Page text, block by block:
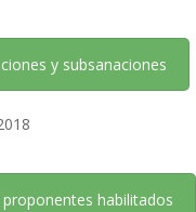
y subsanaciones
habilitados